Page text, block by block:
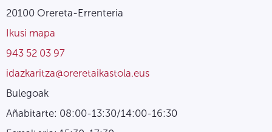
20100 Orereta-Errenteria
Ikusi mapa
943 52 03 97
idazkaritza@oreretaikastola.eus
Bulegoak
Añabitarte: 08:00-13:30/14:00-16:30